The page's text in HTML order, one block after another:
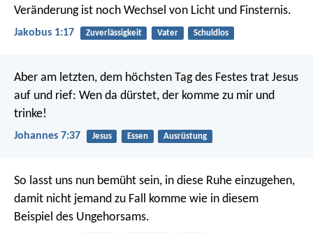
Veränderung ist noch Wechsel von Licht und Finsternis.
Jakobus 1:17 Zuverlässigkeit Vater Schuldlos
Aber am letzten, dem höchsten Tag des Festes trat Jesus
auf und rief: Wen da dürstet, der komme zu mir und
trinke!
Johannes 7:37 Jesus Essen Ausrüstung
So lasst uns nun bemüht sein, in diese Ruhe einzugehen,
damit nicht jemand zu Fall komme wie in diesem
Beispiel des Ungehorsams.